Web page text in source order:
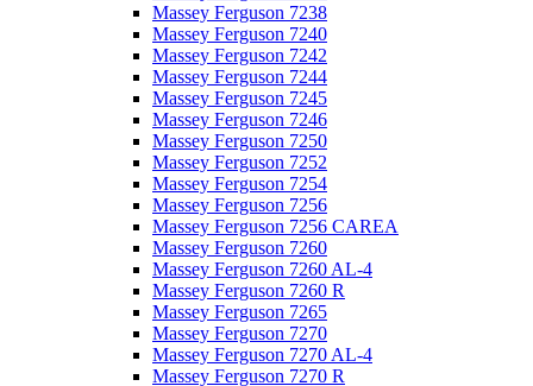
Massey Ferguson 7238
Massey Ferguson 7240
Massey Ferguson 7242
Massey Ferguson 7244
Massey Ferguson 7245
Massey Ferguson 7246
Massey Ferguson 7250
Massey Ferguson 7252
Massey Ferguson 7254
Massey Ferguson 7256
Massey Ferguson 7256 CAREA
Massey Ferguson 7260
Massey Ferguson 7260 AL-4
Massey Ferguson 7260 R
Massey Ferguson 7265
Massey Ferguson 7270
Massey Ferguson 7270 AL-4
Massey Ferguson 7270 R